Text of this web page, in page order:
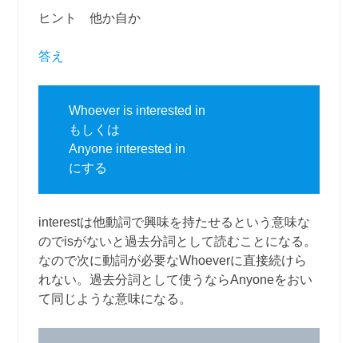
ヒント 他か自か
答え
Whoever is interested in
もしくは
Anyone interested in
にする
interestは他動詞で興味を持たせるという意味な
のでisがないと過去分詞として読むことになる。
なので次に動詞が必要なWhoeverに直接続けら
れない。過去分詞として使うならAnyoneをおい
て同じような意味になる。